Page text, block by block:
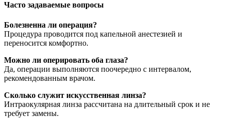
Часто задаваемые вопросы
Болезненна ли операция?
Процедура проводится под капельной анестезией и
переносится комфортно.
Можно ли оперировать оба глаза?
Да, операции выполняются поочередно с интервалом,
рекомендованным врачом.
Сколько служит искусственная линза?
Интраокулярная линза рассчитана на длительный срок и не
требует замены.